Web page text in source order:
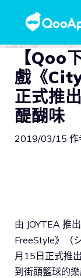
【Qoo
戲《
正式推
醍醐味
2019/03/15 作
由 JOYTEA 推
FreeStyle》（
月15日正式推
到街頭籃球的